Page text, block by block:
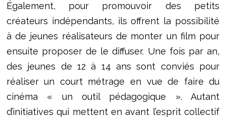
Également, pour promouvoir des petits
créateurs indépendants, ils offrent la possibilité
à de jeunes réalisateurs de monter un film pour
ensuite proposer de le diffuser. Une fois par an,
des jeunes de 12 à 14 ans sont conviés pour
réaliser un court métrage en vue de faire du
cinéma « un outil pédagogique ». Autant
d’initiatives qui mettent en avant l’esprit collectif